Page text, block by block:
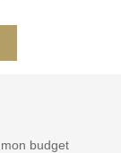
budget